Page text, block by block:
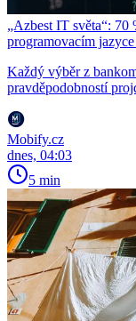
„Azbest IT světa“: 70
programovacím
Každý výběr z
pravděpodobností
Mobify.cz
dnes, 04:03
5 min